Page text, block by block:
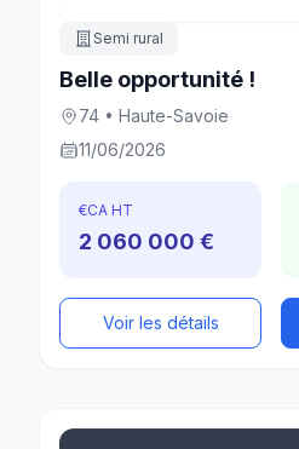
Semi rural
Belle opportunité !
74 • Haute-Savoie
11/06/2026
€CA HT
2 060 000 €
Voir les détails